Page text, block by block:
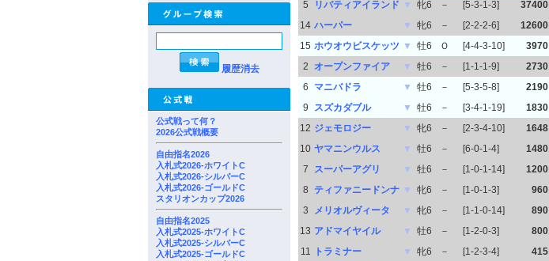
履歴消去
公式戦って何？
2026公式戦概要
自由指名2026
入札式2026-ホワイトC
入札式2026-シルバーC
入札式2026-ゴールドC
スタリオンカップ2026
自由指名2025
入札式2025-ホワイトC
入札式2025-シルバーC
入札式2025-ゴールドC
5 リバティアイランド ▼ 牝6 － [5-3-1-3] 37400
14 ハーパー ▼ 牝6 － [2-2-2-6] 12600
15 ホウオウビスケッツ ▼ 牡6 Ｏ [4-4-3-10] 3970
2 オープンファイア ▼ 牡6 － [1-1-1-9] 2730
6 マニバドラ ▼ 牡6 － [5-3-5-8] 2190
9 スズカダブル ▼ 牡6 － [3-4-1-19] 1830
12 ジェモロジー ▼ 牝6 － [2-3-4-10] 1648
10 ヤマニンウルス ▼ 牡6 － [6-0-1-4] 1480
7 スーパーアグリ ▼ 牡6 － [1-0-1-14] 1200
8 ティファニードンナ ▼ 牝6 － [1-0-1-3] 960
3 メリオルヴィータ ▼ 牝6 － [1-1-0-14] 890
13 アドマイヤイル ▼ 牡6 － [1-2-0-3] 800
11 トラミナー ▼ 牝6 － [1-2-3-4] 415